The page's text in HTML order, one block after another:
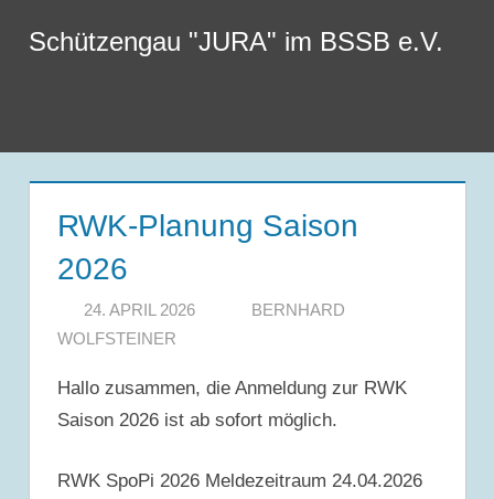
InhaltSchützengau "JURA" im BSSB e.V.
RWK-Planung Saison
2026
24. APRIL 2026
BERNHARD
WOLFSTEINER
Hallo zusammen, die Anmeldung zur RWK
Saison 2026 ist ab sofort möglich.
RWK SpoPi 2026 Meldezeitraum 24.04.2026